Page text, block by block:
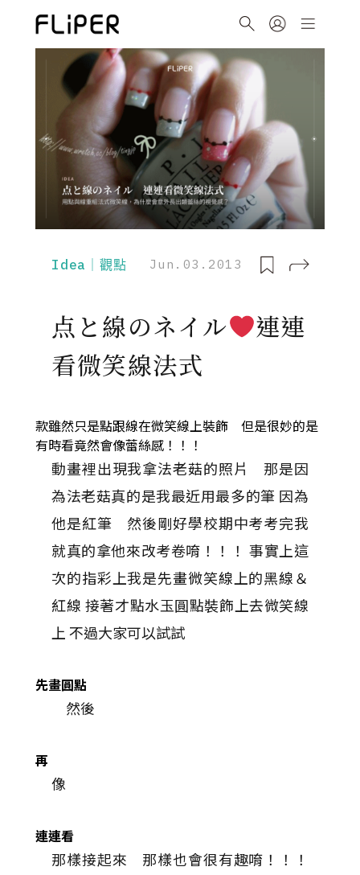
Idea｜觀點 Jun.03.2013
点と線のネイル
連連
看微笑線法式
款雖然只是點跟線在微笑線上裝飾 但是很妙的是
有時看竟然會像蕾絲感 ！！！
動畫裡出現我拿法老菇的照片 那是因
為法老菇真的是我最近用最多的筆 因為
他是紅筆 然後剛好學校期中考考完我
就真的拿他來改考卷唷！！！ 事實上這
次的指彩上我是先畫微笑線上的黑線＆
紅線 接著才點水玉圓點裝飾上去微笑線
上 不過大家可以試試
先畫圓點
然後
再
像
連連看
那樣接起來 那樣也會很有趣唷！！！